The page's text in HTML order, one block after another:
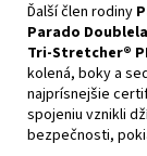
Ďalší člen rodiny
Parado
Tri-Stretcher®
kolená, boky a
najprísnejšie
spojeniu vznikli
bezpečnosti,